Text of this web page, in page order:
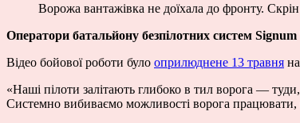
Ворожа вантажівка не доїхала до фронту.
Оператори батальйону безпілотних систем
Відео бойової роботи було оприлюднене 13 травня
«Наші пілоти залітають глибоко в тил ворога —
Системно вибиваємо можливості ворога працювати,